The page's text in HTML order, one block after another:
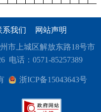
系我们 网站声明
市上城区解放东路18号市
电话：0571-85257389
浙ICP备15043643号